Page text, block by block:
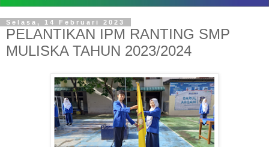
Selasa, 14 Februari 2023
PELANTIKAN IPM RANTING SMP
MULISKA TAHUN 2023/2024